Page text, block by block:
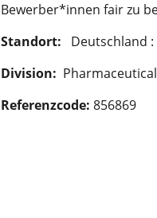
Bewerber*innen fair zu
Standort:
Deutschland
Division:
Referenzcode: 856869​